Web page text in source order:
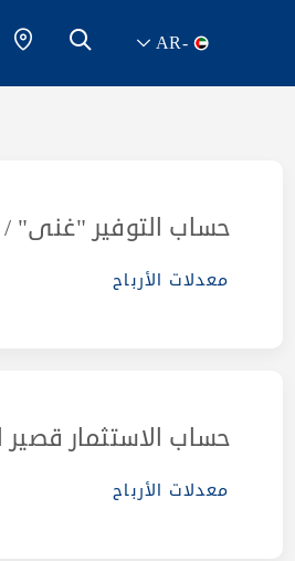
-
AR
حساب التوفير "غنى"
معدلات الأرباح
حساب الاستثمار قصير
معدلات الأرباح